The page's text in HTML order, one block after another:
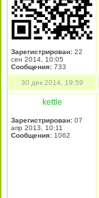
Зарегистрирован: 22
сен 2014, 10:05
Сообщения: 733
30 дек 2014, 19:59
kettle
Зарегистрирован: 07
апр 2013, 10:11
Сообщения: 1062